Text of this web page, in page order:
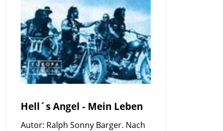
Hell´s Angel - Mein Leben
Autor: Ralph Sonny Barger. Nach